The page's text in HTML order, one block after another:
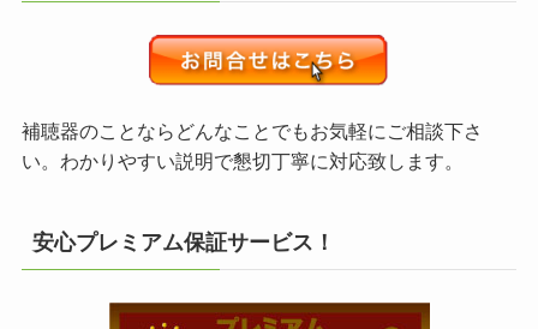
補聴器のことならどんなことでもお気軽にご相談下さ
い。わかりやすい説明で懇切丁寧に対応致します。
安心プレミアム保証サービス！